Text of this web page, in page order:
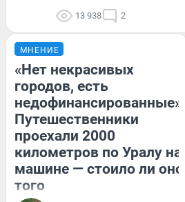
13 938 2
МНЕНИЕ
«Нет некрасивых
городов, есть
недофинансированные».
Путешественники
проехали 2000
километров по Уралу на
машине — стоило ли оно
того